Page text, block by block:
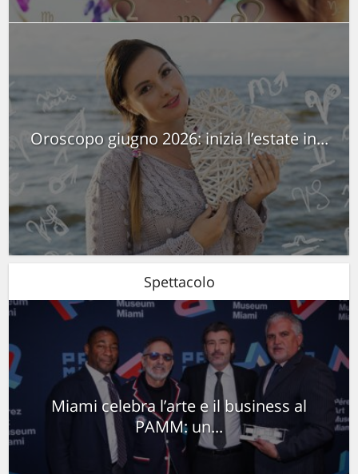
Oroscopo giugno 2026: inizia l’estate in...
Spettacolo
Miami celebra l’arte e il business al
PAMM: un...